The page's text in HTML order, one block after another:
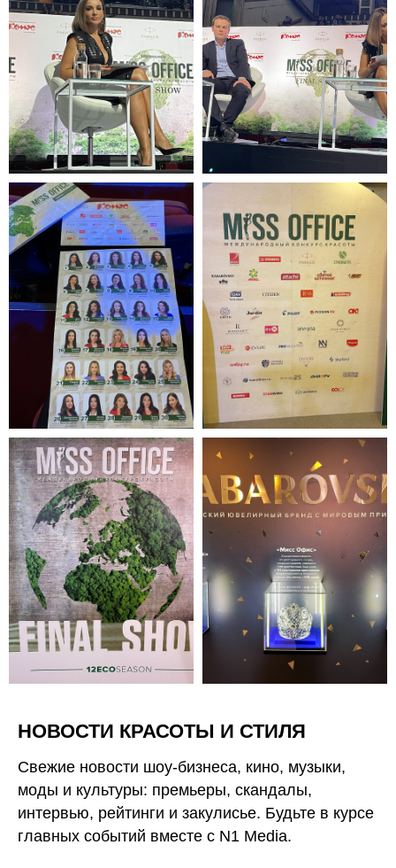
НОВОСТИ КРАСОТЫ И СТИЛЯ
Свежие новости шоу-бизнеса, кино, музыки,
моды и культуры: премьеры, скандалы,
интервью, рейтинги и закулисье. Будьте в курсе
главных событий вместе с N1 Media.